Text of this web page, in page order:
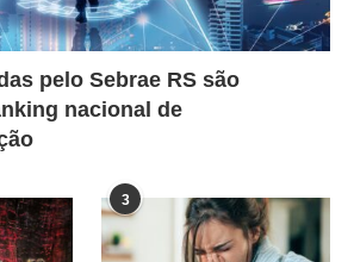
pelo Sebrae RS são
nacional de
3